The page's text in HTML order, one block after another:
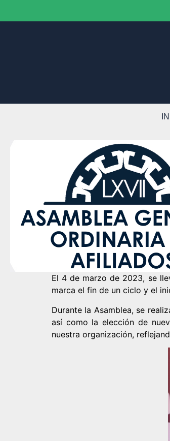
El 4 de marzo de 2023, se
marca el fin de un ciclo y el
Durante la Asamblea, se
así como la elección de
nuestra organización,